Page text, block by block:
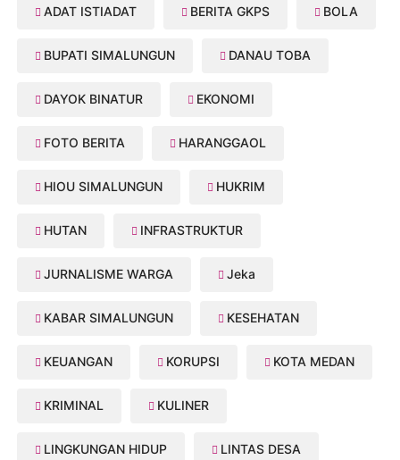
ADAT ISTIADAT BERITA GKPS BOLA
BUPATI SIMALUNGUN DANAU TOBA
DAYOK BINATUR EKONOMI
FOTO BERITA HARANGGAOL
HIOU SIMALUNGUN HUKRIM
HUTAN INFRASTRUKTUR
JURNALISME WARGA Jeka
KABAR SIMALUNGUN KESEHATAN
KEUANGAN KORUPSI KOTA MEDAN
KRIMINAL KULINER
LINGKUNGAN HIDUP LINTAS DESA